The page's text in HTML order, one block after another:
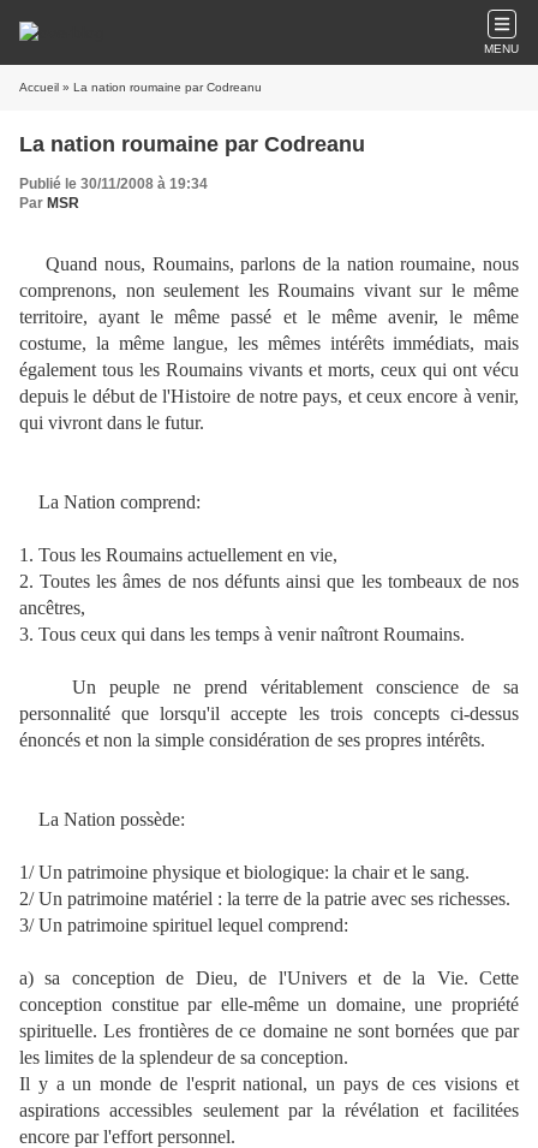
MENU
Accueil » La nation roumaine par Codreanu
La nation roumaine par Codreanu
Publié le 30/11/2008 à 19:34
Par MSR
Quand nous, Roumains, parlons de la nation roumaine, nous
comprenons, non seulement les Roumains vivant sur le même
territoire, ayant le même passé et le même avenir, le même
costume, la même langue, les mêmes intérêts immédiats, mais
également tous les Roumains vivants et morts, ceux qui ont vécu
depuis le début de l'Histoire de notre pays, et ceux encore à venir,
qui vivront dans le futur.
La Nation comprend:
1. Tous les Roumains actuellement en vie,
2. Toutes les âmes de nos défunts ainsi que les tombeaux de nos
ancêtres,
3. Tous ceux qui dans les temps à venir naîtront Roumains.
Un peuple ne prend véritablement conscience de sa
personnalité que lorsqu'il accepte les trois concepts ci-dessus
énoncés et non la simple considération de ses propres intérêts.
La Nation possède:
1/ Un patrimoine physique et biologique: la chair et le sang.
2/ Un patrimoine matériel : la terre de la patrie avec ses richesses.
3/ Un patrimoine spirituel lequel comprend:
a) sa conception de Dieu, de l'Univers et de la Vie. Cette
conception constitue par elle-même un domaine, une propriété
spirituelle. Les frontières de ce domaine ne sont bornées que par
les limites de la splendeur de sa conception.
Il y a un monde de l'esprit national, un pays de ces visions et
aspirations accessibles seulement par la révélation et facilitées
encore par l'effort personnel.